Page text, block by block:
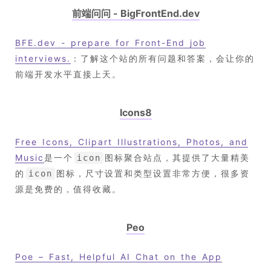
前端问问 - BigFrontEnd.dev
BFE.dev - prepare for Front-End job
interviews. ：了解这个站的所有问题和答案，会让你的
前端开发水平直接上天。
Icons8
Free Icons, Clipart Illustrations, Photos, and
Music是一个 icon 图标聚合站点，其提供了大量精美
的
icon 图标，尺寸设置和类型设置非常方便，很多资
源是免费的，值得收藏。
Peo
Poe – Fast, Helpful AI Chat on the App